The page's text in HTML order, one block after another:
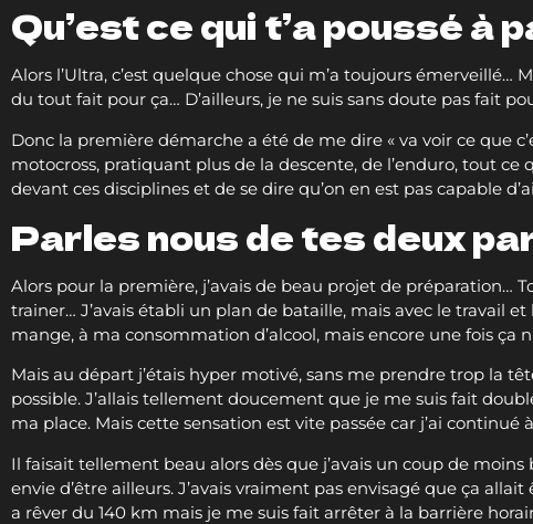
Qu’est ce qui t’a poussé à
Alors l’Ultra, c’est quelque chose qui m’a toujours émerveillé…
du tout fait pour ça… D’ailleurs, je ne suis sans doute pas fait
Donc la première démarche a été de me dire « va voir ce que
motocross, pratiquant plus de la descente, de l’enduro, tout
devant ces disciplines et de se dire qu’on en est pas capable
Parles nous de tes deux
Alors pour la première, j’avais de beau projet de préparation…
trainer… J’avais établi un plan de bataille, mais avec le travail
mange, à ma consommation d’alcool, mais encore une fois ça
Mais au départ j’étais hyper motivé, sans me prendre trop la
possible. J’allais tellement doucement que je me suis fait
ma place. Mais cette sensation est vite passée car j’ai
Il faisait tellement beau alors dès que j’avais un coup de
envie d’être ailleurs. J’avais vraiment pas envisagé que ça
a rêver du 140 km mais je me suis fait arrêter à la barrière